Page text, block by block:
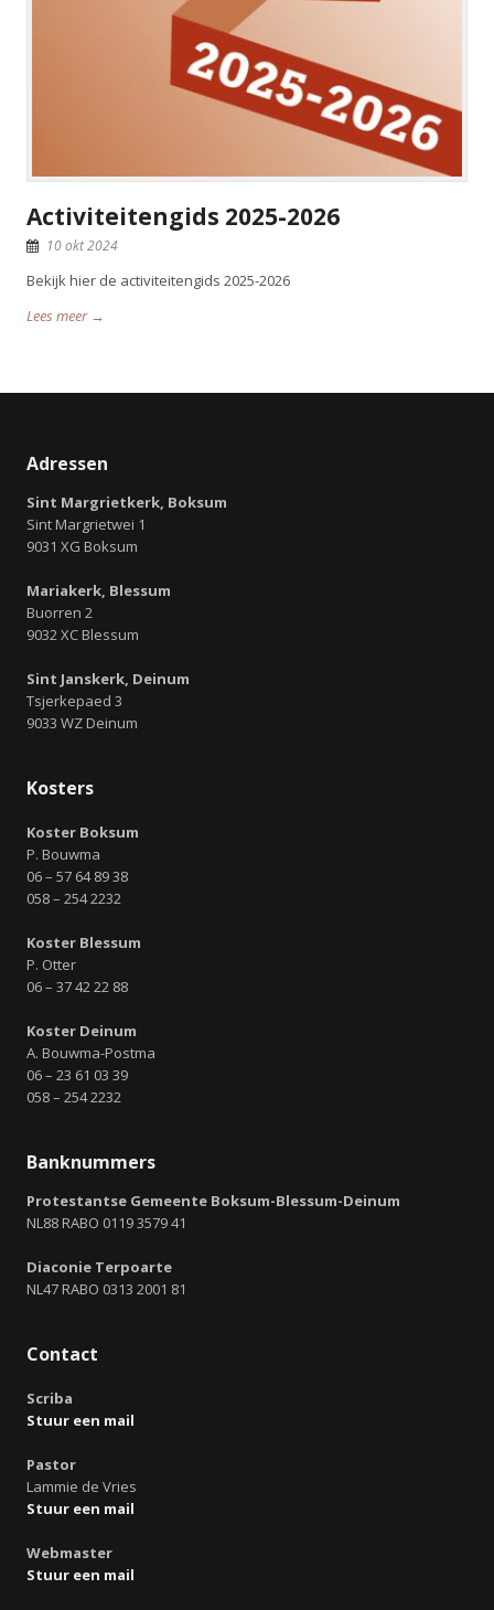
Activiteitengids 2025-2026
10 okt 2024
Bekijk hier de activiteitengids 2025-2026
Lees meer →
Adressen
Sint Margrietkerk, Boksum
Sint Margrietwei 1
9031 XG Boksum
Mariakerk, Blessum
Buorren 2
9032 XC Blessum
Sint Janskerk, Deinum
Tsjerkepaed 3
9033 WZ Deinum
Kosters
Koster Boksum
P. Bouwma
06 – 57 64 89 38
058 – 254 2232
Koster Blessum
P. Otter
06 – 37 42 22 88
Koster Deinum
A. Bouwma-Postma
06 – 23 61 03 39
058 – 254 2232
Banknummers
Protestantse Gemeente Boksum-Blessum-Deinum
NL88 RABO 0119 3579 41
Diaconie Terpoarte
NL47 RABO 0313 2001 81
Contact
Scriba
Stuur een mail
Pastor
Lammie de Vries
Stuur een mail
Webmaster
Stuur een mail